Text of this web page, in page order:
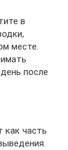
в
месте.
после
как часть